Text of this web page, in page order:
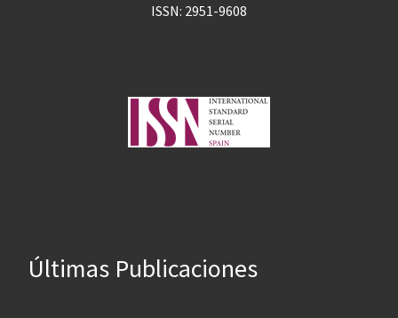
ISSN: 2951-9608
Últimas Publicaciones